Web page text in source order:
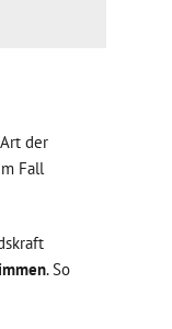
der
Fall
. So